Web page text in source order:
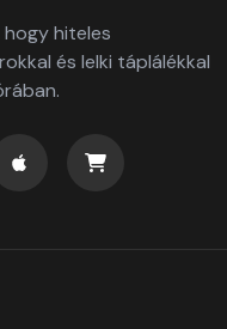
hogy hiteles
és lelki táplálékkal